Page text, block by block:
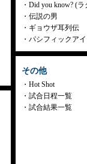
Did you know? (
伝説の男
ギョウザ耳列伝
パシフィックア
その他
Hot Shot
試合日程一覧
試合結果一覧